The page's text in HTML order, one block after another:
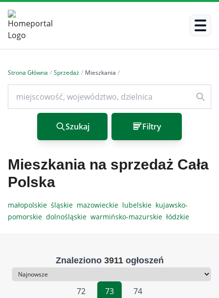
Strona Główna / Sprzedaż / Mieszkania /
Szukaj Filtry
Mieszkania na sprzedaż Cała
Polska
małopolskie śląskie mazowieckie lubelskie kujawsko-
pomorskie dolnośląskie warmińsko-mazurskie łódzkie
Znaleziono 3911ogłoszeń
Sortowanie
72
73 74